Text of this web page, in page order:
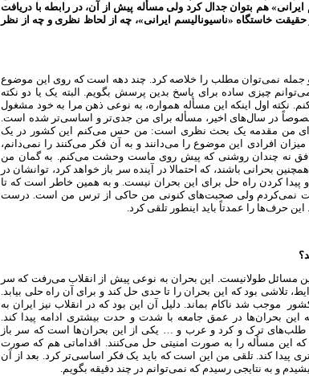
ایرانی» هم بتوان جدال کرد ولی مسأله پیش از آن، در رابطه با دریافت
خاستگاه «ناسیونالیسم ایرانی»، چه از لحاظ نظری و چه از نظر
جمله نمی‌توان مطلب را خلاصه کرد. چند دهه‌‌ است که روی این موضوع
چیزی ساده برای پاسخ بدین پرسش بگویم. البته یک یا دو نکته
نکته اول اینکه این مسأله همواره، به نوعی ذهن مرا به خود مشغول
در سال‌های اخیر، مسأله برای من جدی‌تر و اساسی‌تر شده است.
من مقدمه یک بحث نظری است: من حس می‌‌کنم این کشور در یک
افرادی این موضوع را می‌دانند و به آن فکر می‌کنند را نمی‌دانم،
افق نه چندان روشنی که پیش روی ماست وحشت می‌کنم. به گمان من
بحرانی باشند، که احتمالا در آینده سر باز خواهد کرد، توانشان در
پیدا کردن راه حل برای این بحران نیست. و به همین خاطر است که تا
نمی‌کردم ولی صحبت‌های کنونی من حاکی از ترس من است. درست
حرف‌ها را عمدتاً باید اینطور تلقی کرد.
مسائل طولانیست. این بحران به نوعی پیش از انقلاب می‌رفت که سر
تلاشی بود که این بحران را تا حدی حل کند و برای آن راه حلی بیابد.
موجب شد ناکام بماند. دلیل آن این بود که در انقلاب نیز ایران به
بحران‌ها در عمق جامعه با شدت و حدت بیشتری ادامه پیدا کند.
طلب‌های ترک و کرد و عرب و … یکی از این بحران‌ها است که سر باز
این مسأله را به صورت امنیتی حل می‌کنند. اقداماتی هم که صورت
کند. تلقی من این است که باید یک فکر اساسی‌تر کرد. بعد از آن
و به نتایجی رسیدم که نمی‌توانم در چند دقیقه بگویم.